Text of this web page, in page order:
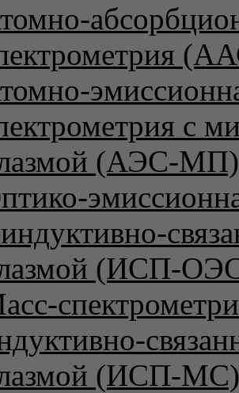
с
(АЭС-МП)
(ИСП-
(ИСП-МС)